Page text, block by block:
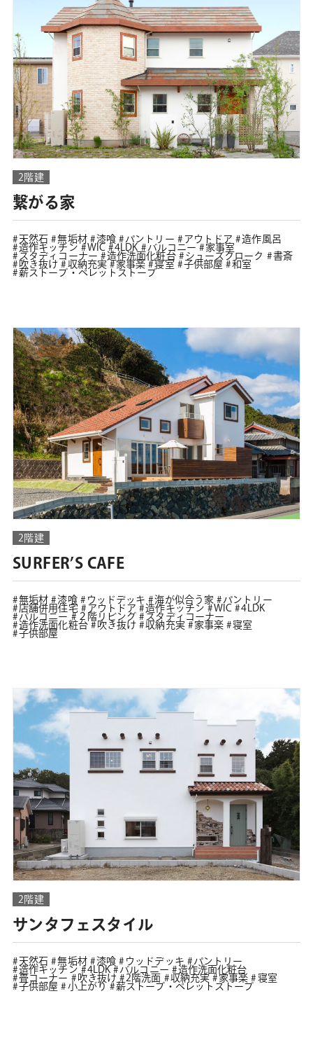
2階建
繋がる家
天然石 無垢材 漆喰 パントリー アウトドア
造作風呂
造作キッチン
WIC 4LDK バルコニー
家事室
スタディコーナー
造作洗面化粧台 シューズクローク
書斎
吹き抜け
収納充実 家事楽 寝室 子供部屋
和室
薪ストーブ・ペレットストーブ
2階建
SURFER’S CAFE
無垢材 漆喰 ウッドデッキ 海が似合う家
パントリー
店舗併用住宅
アウトドア 造作キッチン WIC
4LDK
バルコニー
２階リビング
スタディコーナー
造作洗面化粧台
吹き抜け 収納充実 家事楽
寝室
子供部屋
2階建
サンタフェスタイル
天然石 無垢材 漆喰 ウッドデッキ
パントリー
造作キッチン
4LDK バルコニー
造作洗面化粧台
畳コーナー
吹き抜け 2階洗面 収納充実 家事楽
寝室
子供部屋
小上がり 薪ストーブ・ペレットストーブ